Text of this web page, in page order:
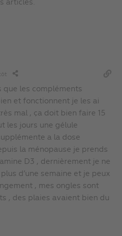
articles.
que les compléments
et fonctionnent je les ai
mal , ça doit bien faire 15
les jours une gélule
a la dose
la ménopause je prends
D3 , dernièrement je ne
d’une semaine et je peux
, mes ongles sont
, des plaies avaient bien du